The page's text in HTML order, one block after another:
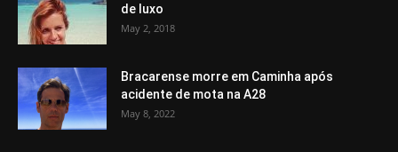
de luxo
May 2, 2018
Bracarense morre em Caminha após
acidente de mota na A28
May 8, 2022